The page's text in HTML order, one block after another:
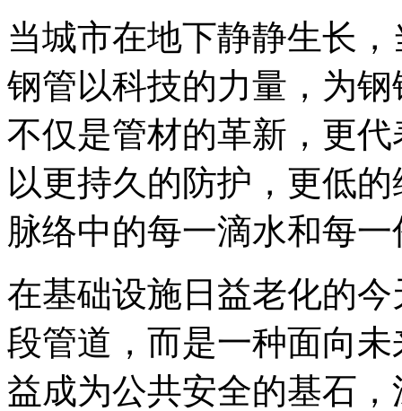
当城市在地下静静生长
钢管以科技的力量，为
不仅是管材的革新，更
以更持久的防护，更低
脉络中的每一滴水和每
在基础设施日益老化的
段管道，而是一种面向
益成为公共安全的基石